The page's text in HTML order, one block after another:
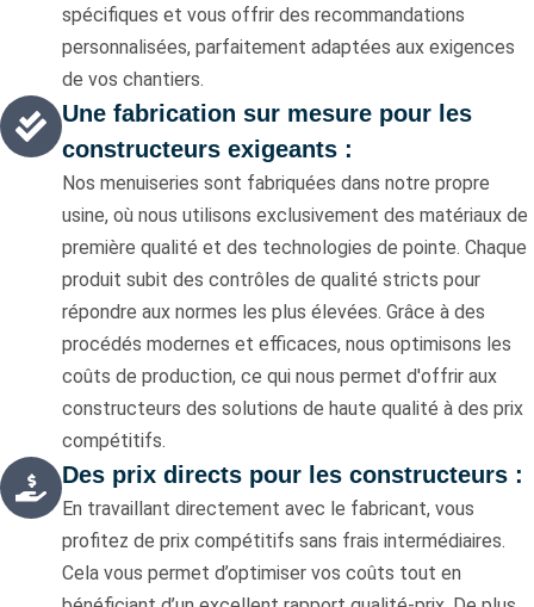
spécifiques et vous offrir des recommandations
personnalisées, parfaitement adaptées aux exigences
de vos chantiers.
Une fabrication sur mesure pour les
constructeurs exigeants :
Nos menuiseries sont fabriquées dans notre propre
usine, où nous utilisons exclusivement des matériaux de
première qualité et des technologies de pointe. Chaque
produit subit des contrôles de qualité stricts pour
répondre aux normes les plus élevées. Grâce à des
procédés modernes et efficaces, nous optimisons les
coûts de production, ce qui nous permet d'offrir aux
constructeurs des solutions de haute qualité à des prix
compétitifs.
Des prix directs pour les constructeurs :
En travaillant directement avec le fabricant, vous
profitez de prix compétitifs sans frais intermédiaires.
Cela vous permet d’optimiser vos coûts tout en